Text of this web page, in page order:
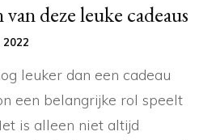
deze leuke cadeaus
leuker dan een cadeau
een belangrijke rol speelt
is alleen niet altijd